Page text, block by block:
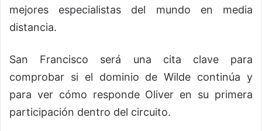
mejores especialistas del mundo en media
distancia.
San Francisco será una cita clave para
comprobar si el dominio de Wilde continúa y
para ver cómo responde Oliver en su primera
participación dentro del circuito.